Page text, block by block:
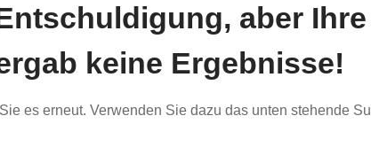
aber
keine Ergebnisse!
es erneut. Verwenden Sie dazu das unten stehende